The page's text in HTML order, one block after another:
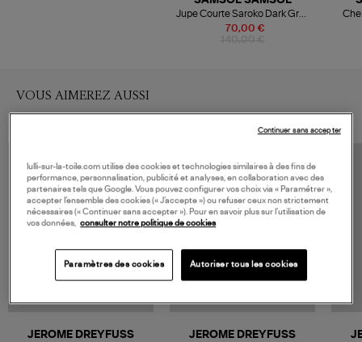
70,00 €
Jupe Courte Saroko Dark Grey
Mel
VOUS AIMEREZ AUSSI
JEROME DREYFUSS JEROME DREYFUSS
lulli-sur-la-toile.com utilise des cookies et technologies similaires à des fins de
performance, personnalisation, publicité et analyses, en collaboration avec des
partenaires tels que Google. Vous pouvez configurer vos choix via « Paramétrer »,
accepter l’ensemble des cookies (« J’accepte ») ou refuser ceux non strictement
nécessaires (« Continuer sans accepter »). Pour en savoir plus sur l’utilisation de
vos données, consulter notre politique de cookies
Paramètres des cookies Autoriser tous les cookies
Continuer sans accepter